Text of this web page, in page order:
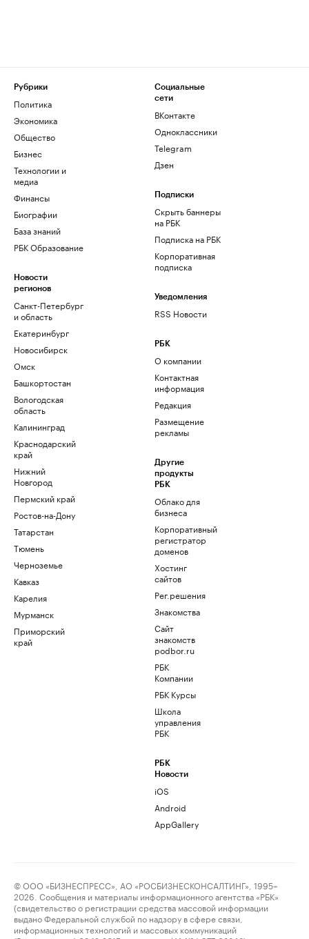
Рубрики
Политика
Экономика
Общество
Бизнес
Технологии и
медиа
Финансы
Биографии
База знаний
РБК Образование
Новости
регионов
Санкт-Петербург
и область
Екатеринбург
Новосибирск
Омск
Башкортостан
Вологодская
область
Калининград
Краснодарский
край
Нижний
Новгород
Пермский край
Ростов-на-Дону
Татарстан
Тюмень
Черноземье
Кавказ
Карелия
Мурманск
Приморский
край
Социальные
сети
ВКонтакте
Одноклассники
Telegram
Дзен
Подписки
Скрыть баннеры
на РБК
Подписка на РБК
Корпоративная
подписка
Уведомления
RSS Новости
РБК
О компании
Контактная
информация
Редакция
Размещение
рекламы
Другие
продукты
РБК
Облако для
бизнеса
Корпоративный
регистратор
доменов
Хостинг
сайтов
Рег.решения
Знакомства
Сайт
знакомств
podbor.ru
РБК
Компании
РБК Курсы
Школа
управления
РБК
РБК
Новости
iOS
Android
AppGallery
© ООО «БИЗНЕСПРЕСС», АО «РОСБИЗНЕСКОНСАЛТИНГ», 1995–
2026. Сообщения и материалы информационного агентства «РБК»
(свидетельство о регистрации средства массовой информации
выдано Федеральной службой по надзору в сфере связи,
информационных технологий и массовых коммуникаций